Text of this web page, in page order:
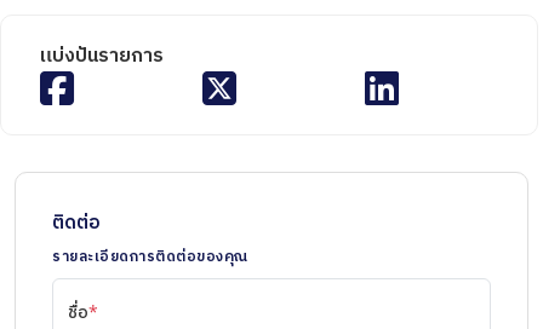
แบ่งปันรายการ
ติดต่อ
รายละเอียดการติดต่อของคุณ
ชื่อ*